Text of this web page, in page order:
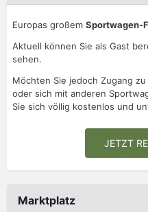
Europas großem Sportwagen-
Aktuell können Sie als Gast
sehen.
Möchten Sie jedoch Zugang
oder sich mit anderen
Sie sich völlig kostenlos und
JETZT
Marktplatz